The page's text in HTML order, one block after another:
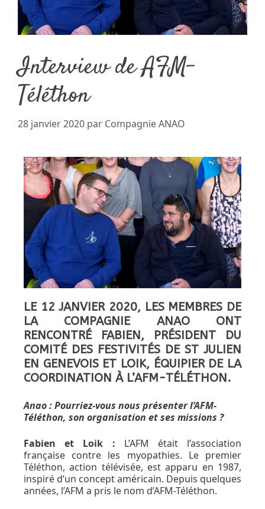
Interview de AFM-
Téléthon
28 janvier 2020 par Compagnie ANAO
LE 12 JANVIER 2020, LES MEMBRES DE
LA COMPAGNIE ANAO ONT
RENCONTRÉ FABIEN, PRÉSIDENT DU
COMITÉ DES FESTIVITÉS DE ST JULIEN
EN GENEVOIS ET LOIK, ÉQUIPIER DE LA
COORDINATION À L’AFM-TÉLÉTHON.
Anao : Pourriez-vous nous présenter l’AFM-
Téléthon, son organisation et ses missions ?
Fabien et Loik
: L’AFM était l’association
française contre les myopathies. Le premier
Téléthon, action télévisée, est apparu en 1987,
inspiré d’un concept américain. Depuis quelques
années, l’AFM a pris le nom d’AFM-Téléthon.